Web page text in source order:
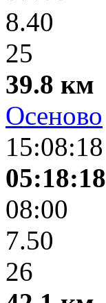
8.40
25
39.8 км
Осеново
15:08:18
05:18:18
08:00
7.50
26